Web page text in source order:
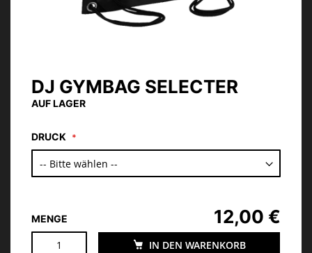
DJ GYMBAG SELECTER
AUF LAGER
DRUCK
MENGE
IN DEN WARENKORB
12,00 €
Zum
Anfang
der
springen